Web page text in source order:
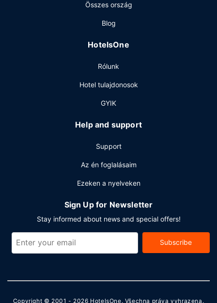
Room 9 Hometel vendégei a helyi étterem kínálatából
szolgálnak fel ingyenes reggeli naponta 7:00 és 10:30
A szálláshelyen vegytisztítási/ruhatisztítási szolgáltatások,
helyiségekben is igénybe vehető. Retúr reptéri transzfer
(éjjel-nappal) felár ellenében vehető igénybe. Az autóval
biztosított a helyszínen.
Összes ország
Blog
HotelsOne
Rólunk
Hotel tulajdonosok
GYIK
Help and support
Support
Az én foglalásaim
Ezeken a nyelveken
Sign Up for Newsletter
Stay informed about news and special offers!
Subscribe
Copyright © 2001 - 2026 HotelsOne. Všechna práva vyhrazena.